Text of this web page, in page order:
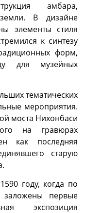
амбара,
В дизайне
элементы стиля
к синтезу
форм,
для музейных
тематических
мероприятия.
моста Нихонбаси
на гравюрах
как последняя
старую
году, когда по
заложены первые
экспозиция